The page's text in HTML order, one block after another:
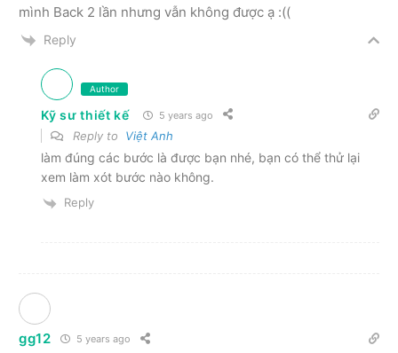
mình Back 2 lần nhưng vẫn không được ạ :((
Reply
Author
Kỹ sư thiết kế 5 years ago
Reply to Việt Anh
làm đúng các bước là được bạn nhé, bạn có thể thử lại
xem làm xót bước nào không.
Reply
gg12 5 years ago